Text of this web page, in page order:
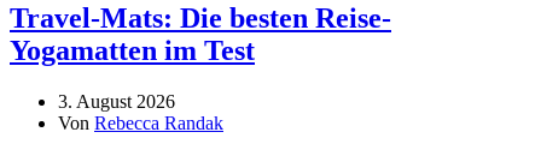
Travel-Mats: Die besten Reise-
Yogamatten im Test
3. August 2026
Von Rebecca Randak